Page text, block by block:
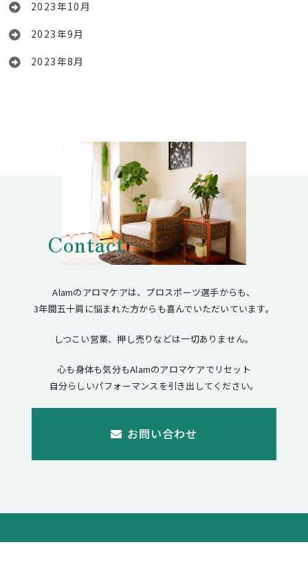
2023年10月
2023年9月
2023年8月
Contact
Alamのアロマケアは、プロスポーツ選手からも、
3年間五十肩に悩まれた方からも喜んでいただいています。
しつこい営業、押し売りなどは一切ありません。
心も身体も気分もAlamのアロマケアでリセット
自分らしいパフォーマンスを引き出してください。
お問い合わせ